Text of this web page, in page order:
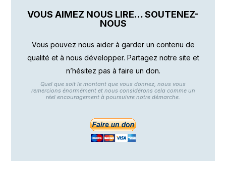
VOUS AIMEZ NOUS LIRE… SOUTENEZ-
NOUS
Vous pouvez nous aider à garder un contenu de
qualité et à nous développer. Partagez notre site et
n’hésitez pas à faire un don.
Quel que soit le montant que vous donnez, nous vous
remercions énormément et nous considérons cela comme un
réel encouragement à poursuivre notre démarche.